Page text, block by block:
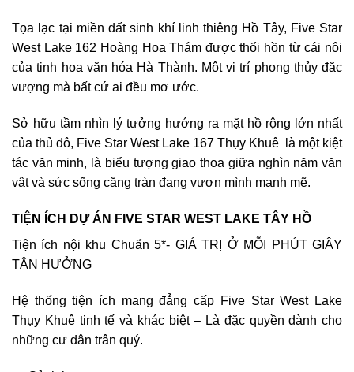
Tọa lạc tại miền đất sinh khí linh thiêng Hồ Tây, Five Star
West Lake 162 Hoàng Hoa Thám được thổi hồn từ cái nôi
của tinh hoa văn hóa Hà Thành. Một vị trí phong thủy đặc
vượng mà bất cứ ai đều mơ ước.
Sở hữu tầm nhìn lý tưởng hướng ra mặt hồ rộng lớn nhất
của thủ đô, Five Star West Lake 167 Thụy Khuê là một kiệt
tác văn minh, là biểu tượng giao thoa giữa nghìn năm văn
vật và sức sống căng tràn đang vươn mình mạnh mẽ.
TIỆN ÍCH DỰ ÁN FIVE STAR WEST LAKE TÂY HỒ
Tiện ích nội khu Chuẩn 5*- GIÁ TRỊ Ở MỖI PHÚT GIÂY
TẬN HƯỞNG
Hệ thống tiện ích mang đẳng cấp Five Star West Lake
Thụy Khuê tinh tế và khác biệt – Là đặc quyền dành cho
những cư dân trân quý.